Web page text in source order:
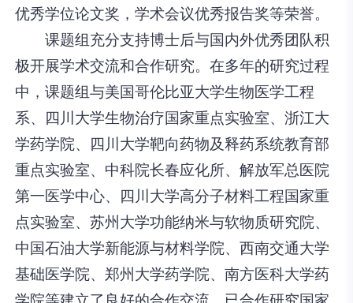
优秀学位论文奖，学术会议优秀报告奖等荣誉。
课题组充分支持博士后与国内外优秀团队积
极开展学术交流和合作研究。在多年的研究过程
中，课题组与美国哥伦比亚大学生物医学工程
系、四川大学生物治疗国家重点实验室、浙江大
学药学院、四川大学靶向药物及释药系统教育部
重点实验室、中科院长春应化所、解放军总医院
第一医学中心、四川大学高分子材料工程国家重
点实验室、苏州大学功能纳米与软物质研究院、
中国石油大学新能源与材料学院、西南交通大学
基础医学院、郑州大学药学院、南方医科大学药